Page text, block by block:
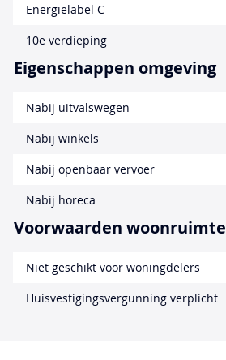
Energielabel C
10e verdieping
Eigenschappen omgeving
Nabij uitvalswegen
Nabij winkels
Nabij openbaar vervoer
Nabij horeca
Voorwaarden woonruimte
Niet geschikt voor woningdelers
Huisvestigingsvergunning verplicht